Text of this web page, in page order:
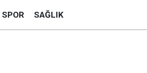
SPOR SAĞLIK